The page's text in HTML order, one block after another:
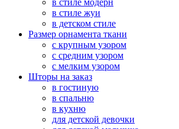
в стиле модерн
в стиле жуи
в детском стиле
Размер орнамента ткани
с крупным узором
с средним узором
с мелким узором
Шторы на заказ
в гостиную
в спальню
в кухню
для детской девочки